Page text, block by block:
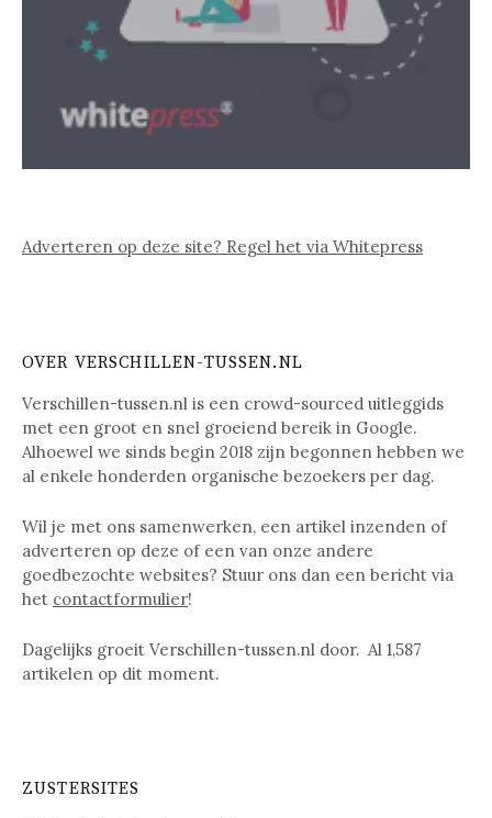
Adverteren op deze site? Regel het via Whitepress
OVER VERSCHILLEN-TUSSEN.NL
Verschillen-tussen.nl is een crowd-sourced uitleggids
met een groot en snel groeiend bereik in Google.
Alhoewel we sinds begin 2018 zijn begonnen hebben we
al enkele honderden organische bezoekers per dag.
Wil je met ons samenwerken, een artikel inzenden of
adverteren op deze of een van onze andere
goedbezochte websites? Stuur ons dan een bericht via
het contactformulier!
Dagelijks groeit Verschillen-tussen.nl door. Al 1,587
artikelen op dit moment.
ZUSTERSITES